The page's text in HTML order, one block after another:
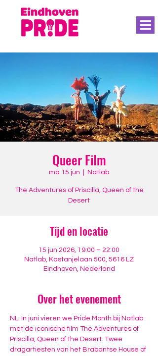
Queer Film
ma 15 jun Natlab
The Adventures of Priscilla, Queen of the
Desert
Tijd en locatie
15 jun 2026, 19:00 – 22:00
Natlab, Kastanjelaan 500, 5616 LZ
Eindhoven, Nederland
Over het evenement
NL: In juni vieren we Pride Month bij Natlab
met de iconische film The Adventures of
Priscilla, Queen of the Desert. Twee
dragartiesten van het Brabantse House of